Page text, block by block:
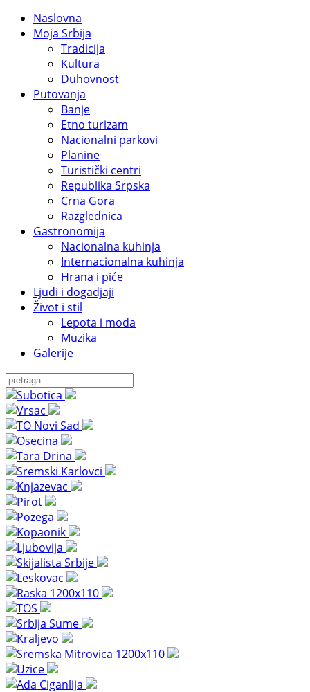
Naslovna
Moja Srbija
Tradicija
Kultura
Duhovnost
Putovanja
Banje
Etno turizam
Nacionalni parkovi
Planine
Turistički centri
Republika Srpska
Crna Gora
Razglednica
Gastronomija
Nacionalna kuhinja
Internacionalna kuhinja
Hrana i piće
Ljudi i dogadjaji
Život i stil
Lepota i moda
Muzika
Galerije